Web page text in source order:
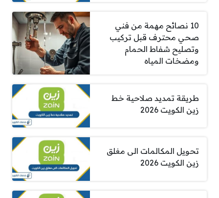
10 نصائح مهمة من فني
صحي محترف قبل تركيب
وتصليح شفاط الحمام
ومضخات المياه
طريقة تمديد صلاحية خط
زين الكويت 2026
تحويل المكالمات الى مغلق
زين الكويت 2026